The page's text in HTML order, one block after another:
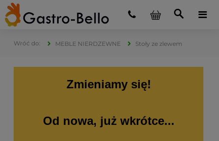
MEBLE NIERDZEWNE Stoły ze zlewem
Zmieniamy się!
Od nowa, już wkrótce...